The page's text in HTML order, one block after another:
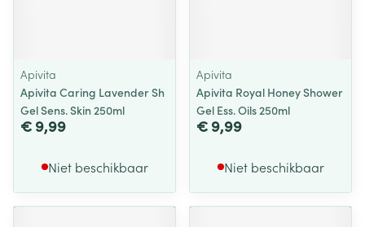
Apivita
Apivita Caring Lavender Sh
Gel Sens. Skin 250ml
€ 9,99
Niet beschikbaar
Apivita
Apivita Royal Honey Shower
Gel Ess. Oils 250ml
€ 9,99
Niet beschikbaar